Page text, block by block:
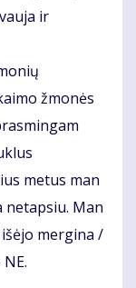
ir
žmonės
metus man
netapsiu. Man
mergina /